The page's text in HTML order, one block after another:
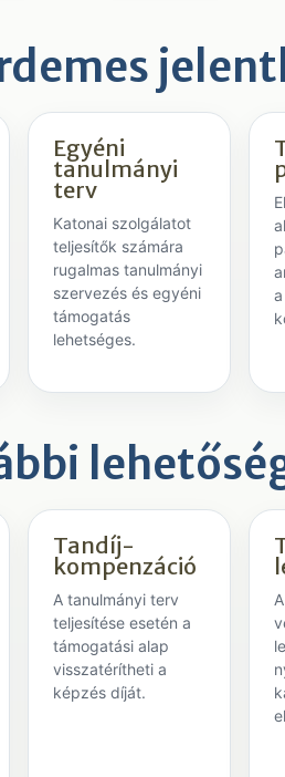
Egyéni
tanulmányi
terv
Katonai szolgálatot
teljesítők számára
rugalmas tanulmányi
szervezés és egyéni
támogatás
lehetséges.
Tandíj-
kompenzáció
A tanulmányi terv
teljesítése esetén a
támogatási alap
visszatérítheti a
képzés díját.